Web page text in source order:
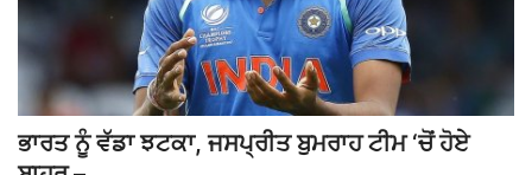
Malout News
History of Malout
ਭਾਰਤ ਨੂੰ ਵੱਡਾ ਝਟਕਾ, ਜਸਪ੍ਰੀਤ ਬੁਮਰਾਹ ਟੀਮ ‘ਚੋਂ ਹੋਏ